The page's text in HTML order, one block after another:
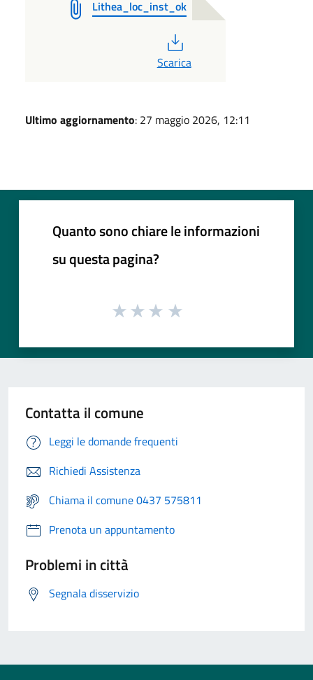
Lithea_loc_inst_ok
Scarica
Ultimo aggiornamento: 27 maggio 2026, 12:11
Quanto sono chiare le informazioni
su questa pagina?
Contatta il comune
Leggi le domande frequenti
Richiedi Assistenza
Chiama il comune 0437 575811
Prenota un appuntamento
Problemi in città
Segnala disservizio